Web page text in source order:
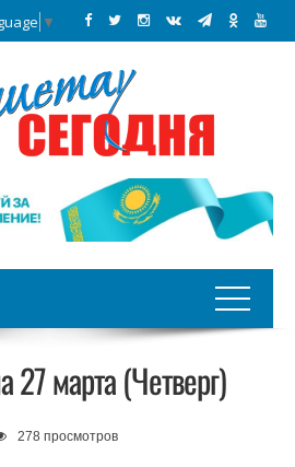
▼
27 марта (Четверг)
278 просмотров